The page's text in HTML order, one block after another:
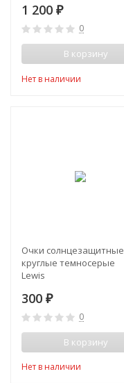
1 200 ₽
0
В корзину
Нет в наличии
Очки солнцезащитные
круглые темносерые
Lewis
300 ₽
0
В корзину
Нет в наличии